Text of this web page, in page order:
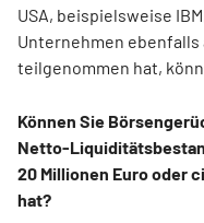
USA, beispielsweise
Unternehmen
teilgenommen hat,
Können Sie
Netto-
20 Millionen Euro oder
hat?